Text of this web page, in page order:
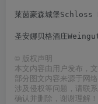
莱茵豪森城堡
圣安娜贝格酒庄
© 版权声明
本文内容由用户发布，
部分图文内容来源于网
涉及侵权等问题，请联
确认并删除，谢谢理解！